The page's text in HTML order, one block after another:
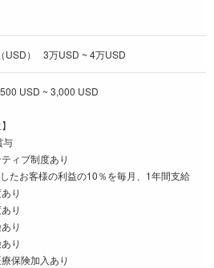
USD） 3万USD ~ 4万USD
USD ~ 3,000 USD
与
ィブ制度あり
たお客様の利益の10％を毎月、1年間支給
り
り
り
り
保険加入あり